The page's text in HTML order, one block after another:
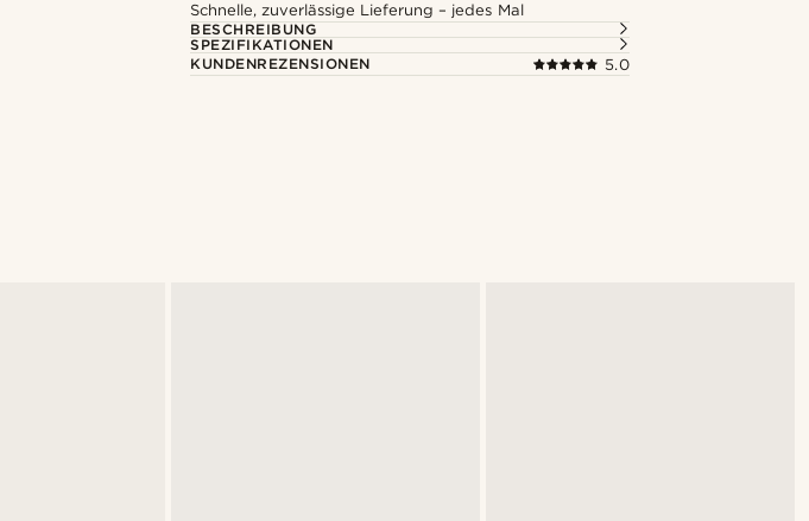
Schnelle, zuverlässige Lieferung – jedes Mal
BESCHREIBUNG
SPEZIFIKATIONEN
KUNDENREZENSIONEN
5.0